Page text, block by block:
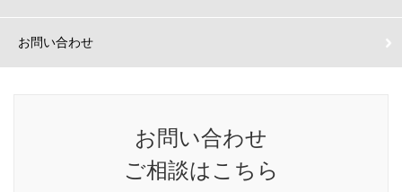
お問い合わせ
お問い合わせ
ご相談はこちら